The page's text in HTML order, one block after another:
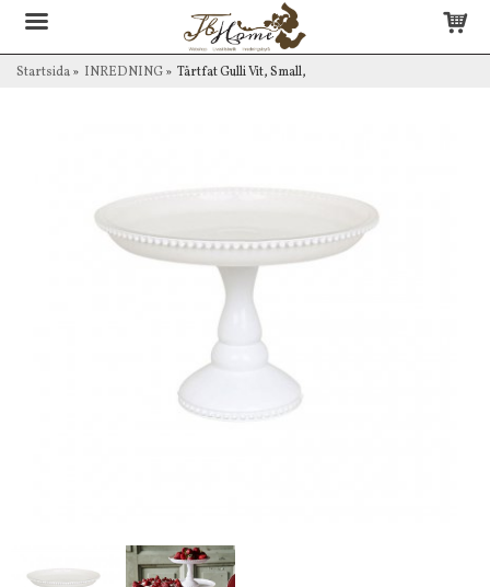
Startsida» INREDNING» Tårtfat Gulli Vit, Small,